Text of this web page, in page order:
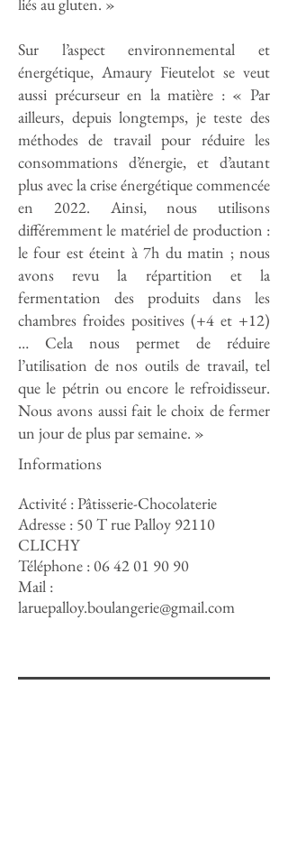
Sur l’aspect environnemental et
énergétique, Amaury Fieutelot se veut
aussi précurseur en la matière : « Par
ailleurs, depuis longtemps, je teste des
méthodes de travail pour réduire les
consommations d’énergie, et d’autant
plus avec la crise énergétique commencée
en 2022. Ainsi, nous utilisons
différemment le matériel de production :
le four est éteint à 7h du matin ; nous
avons revu la répartition et la
fermentation des produits dans les
chambres froides positives (+4 et +12)
… Cela nous permet de réduire
l’utilisation de nos outils de travail, tel
que le pétrin ou encore le refroidisseur.
Nous avons aussi fait le choix de fermer
un jour de plus par semaine. »
Informations
Activité : Pâtisserie-Chocolaterie
Adresse : 50 T rue Palloy 92110
CLICHY
Téléphone :06 42 01 90 90
Mail :
laruepalloy.boulangerie@gmail.com